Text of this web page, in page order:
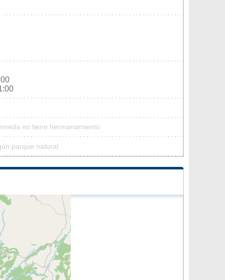
no tiene hermanamiento
parque natural